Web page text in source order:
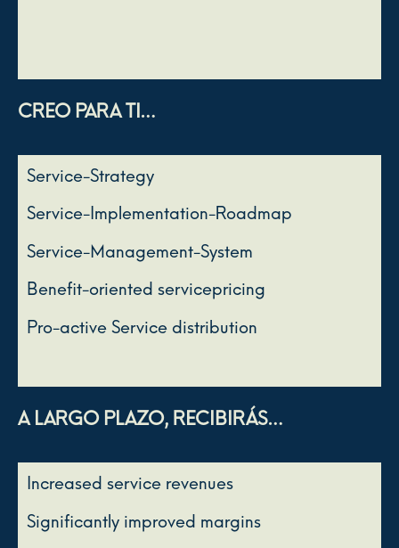
CREO PARA TI…
Service-Strategy
Service-Implementation-Roadmap
Service-Management-System
Benefit-oriented servicepricing
Pro-active Service distribution
A LARGO PLAZO, RECIBIRÁS…
Increased service revenues
Significantly improved margins